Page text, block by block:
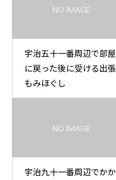
宇治五十一番周辺で部屋
に戻った後に受ける出張
もみほぐし
宇治九十一番周辺でかか